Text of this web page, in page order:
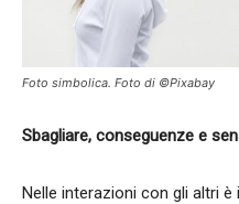
Foto simbolica. Foto di ©Pixabay
Sbagliare, conseguenze e
Nelle interazioni con gli altri